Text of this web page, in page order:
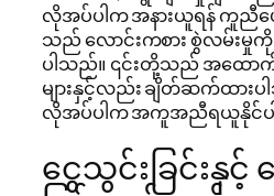
လိုအပ်ပါက အနားယူရန် ကူညီပ
သည် လောင်းကစား စွဲလမ်းမှု
ပါသည်။ ၎င်းတို့သည် အထေ
များနှင့်လည်း ချိတ်ဆက်ထားပ
လိုအပ်ပါက အကူအညီရယူနိုင်ပ
ငွေသွင်းခြင်းနှ